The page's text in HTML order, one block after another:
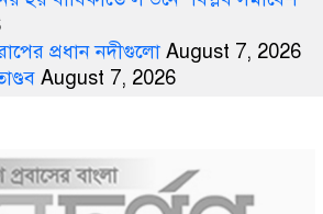
প্রধান নদীগুলো August 7, 2026
August 7, 2026